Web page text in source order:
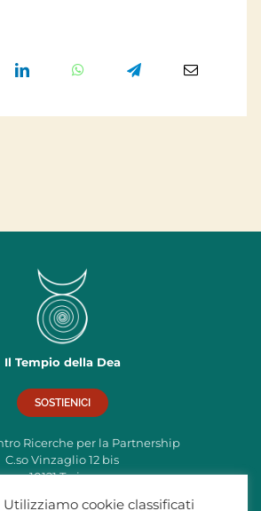
Il Tempio della Dea
SOSTIENICI
Ricerche per la Partnership
C.so Vinzaglio 12 bis
10121 Torino
Utilizziamo cookie classificati